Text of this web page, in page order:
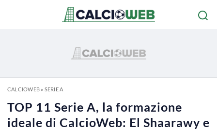
CALCIOWEB» SERIE A
TOP 11 Serie A, la formazione
ideale di CalcioWeb: El Shaarawy e